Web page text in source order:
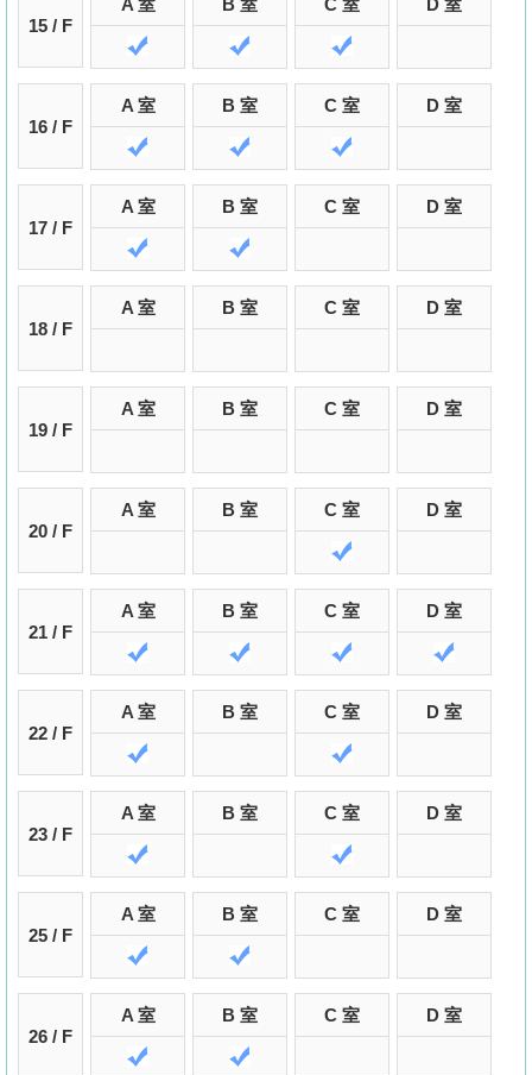
15 / F
A 室 B 室 C 室 D 室
16 / F
A 室 B 室 C 室 D 室
17 / F
A 室 B 室 C 室 D 室
18 / F
A 室 B 室 C 室 D 室
19 / F
A 室 B 室 C 室 D 室
20 / F
A 室 B 室 C 室 D 室
21 / F
A 室 B 室 C 室 D 室
22 / F
A 室 B 室 C 室 D 室
23 / F
A 室 B 室 C 室 D 室
25 / F
A 室 B 室 C 室 D 室
26 / F
A 室 B 室 C 室 D 室